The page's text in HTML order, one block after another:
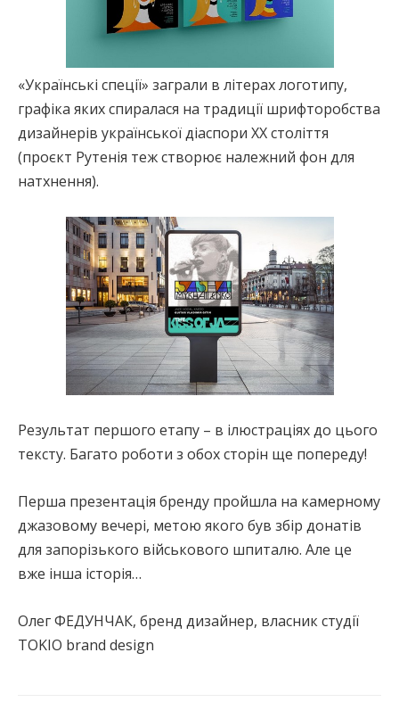
«Українські спеції» заграли в літерах логотипу,
графіка яких спиралася на традиції шрифторобства
дизайнерів української діаспори ХХ століття
(проєкт Рутенія теж створює належний фон для
натхнення).
Результат першого етапу – в ілюстраціях до цього
тексту. Багато роботи з обох сторін ще попереду!
Перша презентація бренду пройшла на камерному
джазовому вечері, метою якого був збір донатів
для запорізького військового шпиталю. Але це
вже інша історія…
Олег ФЕДУНЧАК, бренд дизайнер, власник студії
ТOKIO brand design